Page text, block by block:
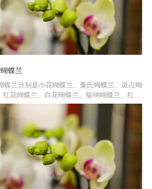
蝶兰
蝶兰分别是小花蝴蝶兰、曼氏蝴蝶兰、斑点蝴
红花蝴蝶兰、白花蝴蝶兰、版纳蝴蝶兰、红心
兰、阿福德蝴蝶兰等。每个品种都极具观赏价
。想要它们旺盛生长，更好的开花最好提供温
的环境，加强养护管理。